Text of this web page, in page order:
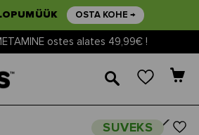
OSTA KOHE →
ostes alates 49,99€ !
🔎
SUVEKSNext